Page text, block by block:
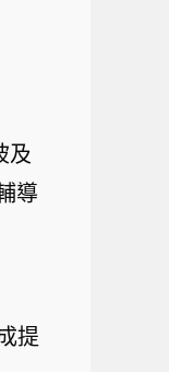
及
導
提